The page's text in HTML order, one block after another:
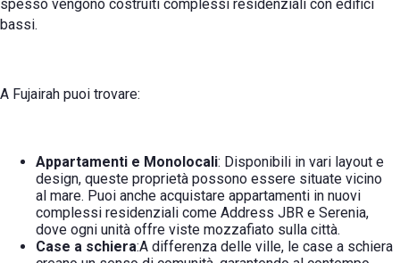
spesso vengono costruiti complessi residenziali con edifici
bassi.
A Fujairah puoi trovare:
Appartamenti e Monolocali: Disponibili in vari layout e
design, queste proprietà possono essere situate vicino
al mare. Puoi anche acquistare appartamenti in nuovi
complessi residenziali come Address JBR e Serenia,
dove ogni unità offre viste mozzafiato sulla città.
Case a schiera:A differenza delle ville, le case a schiera